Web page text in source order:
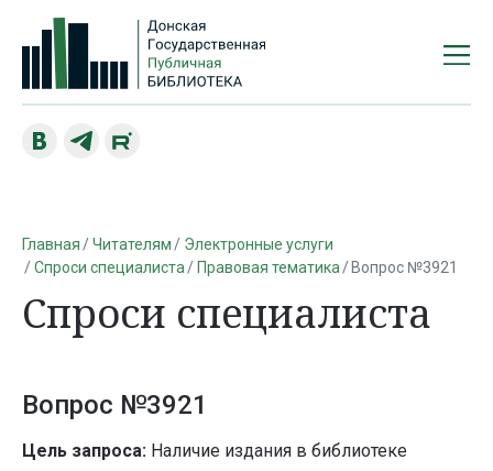
Главная Читателям
Электронные услуги
Спроси специалиста
Правовая тематика Вопрос №3921
Спроси специалиста
Вопрос №3921
Цель запроса: Наличие издания в библиотеке